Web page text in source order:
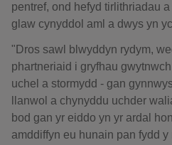
pentref, ond hefyd tirlithriadau
glaw cynyddol aml a dwys yn
"Dros sawl blwyddyn rydym,
phartneriaid i gryfhau
uchel a stormydd - gan
llanwol a chynyddu uchder
bod gan yr eiddo yn yr ardal
amddiffyn eu hunain pan fydd